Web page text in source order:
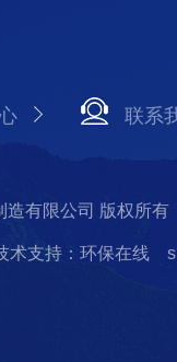
联系
有限公司 版权所有
术支持：环保在线